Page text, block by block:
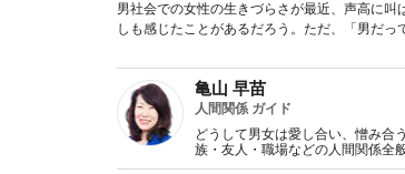
男社会での女性の生きづらさが最近、声高に
しも感じたことがあるだろう。ただ、「男だっ
亀山 早苗
人間関係 ガイド
どうして男女は愛し合い、憎み合
族・友人・職場などの人間関係全
魅力の秘密』など著書多数。